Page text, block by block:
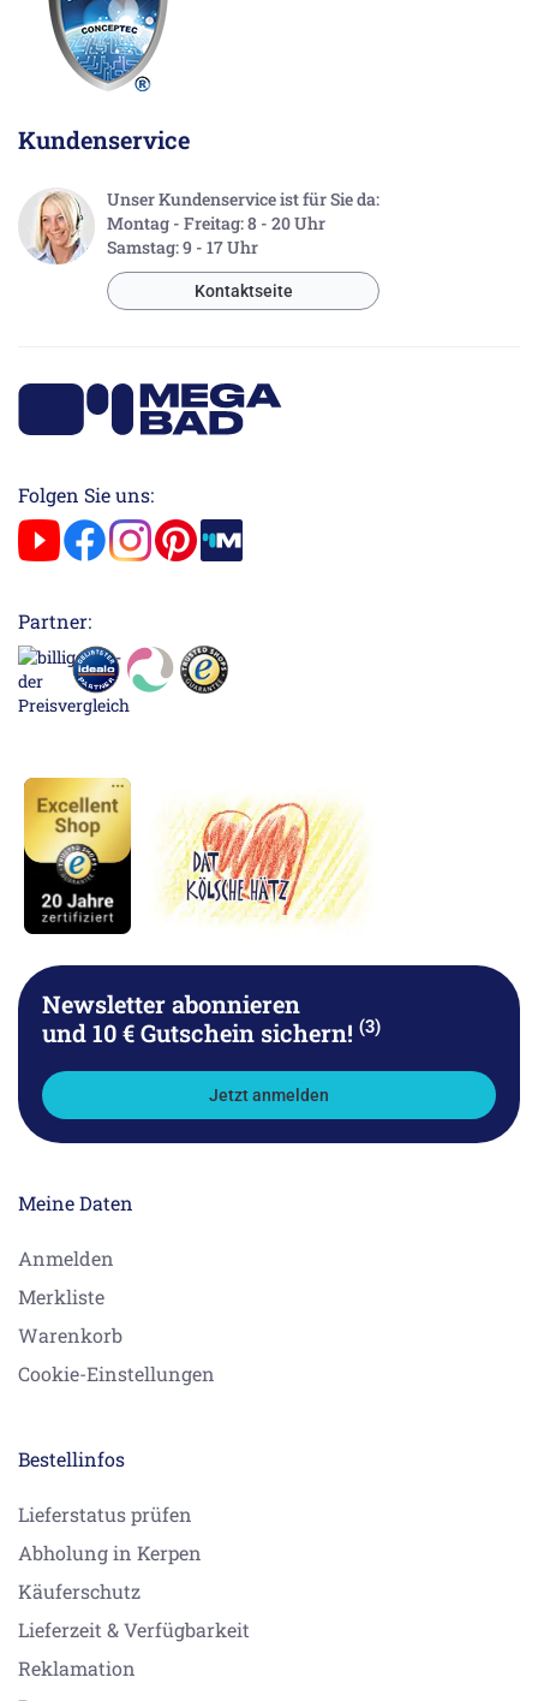
Kundenservice
Unser Kundenservice ist für Sie da:
Montag - Freitag: 8 - 20 Uhr
Samstag: 9 - 17 Uhr
Kontaktseite
Folgen Sie uns:
Partner:
Newsletter abonnieren
und 10 € Gutschein sichern! (3)
Jetzt anmelden
Meine Daten
Anmelden
Merkliste
Warenkorb
Cookie-Einstellungen
Bestellinfos
Lieferstatus prüfen
Abholung in Kerpen
Käuferschutz
Lieferzeit & Verfügbarkeit
Reklamation